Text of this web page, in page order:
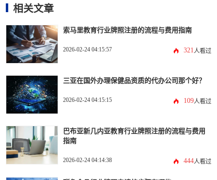
相关文章
索马里教育行业牌照注册的流程与费用指南
2026-02-24 04:15:57 321人看过
三亚在国外办理保健品资质的代办公司那个好？
2026-02-24 04:15:15 109人看过
巴布亚新几内亚教育行业牌照注册的流程与费用
指南
2026-02-24 04:14:38 444人看过